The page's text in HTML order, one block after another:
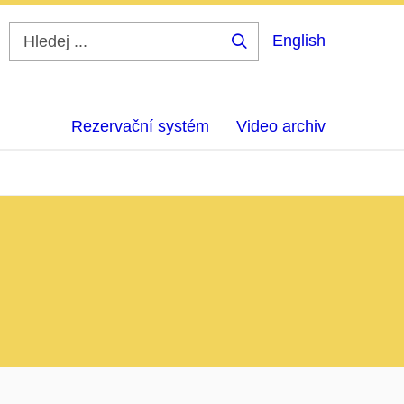
English
Rezervační systém Video archiv